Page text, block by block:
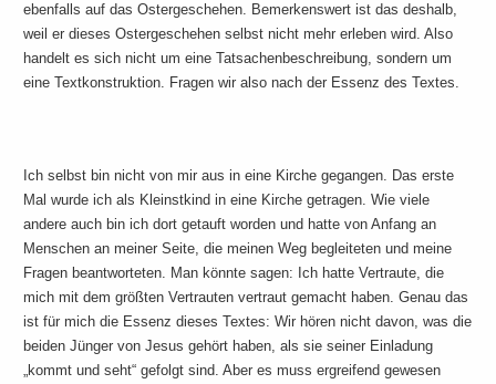
ebenfalls auf das Ostergeschehen. Bemerkenswert ist das deshalb,
weil er dieses Ostergeschehen selbst nicht mehr erleben wird. Also
handelt es sich nicht um eine Tatsachenbeschreibung, sondern um
eine Textkonstruktion. Fragen wir also nach der Essenz des Textes.
Ich selbst bin nicht von mir aus in eine Kirche gegangen. Das erste
Mal wurde ich als Kleinstkind in eine Kirche getragen. Wie viele
andere auch bin ich dort getauft worden und hatte von Anfang an
Menschen an meiner Seite, die meinen Weg begleiteten und meine
Fragen beantworteten. Man könnte sagen: Ich hatte Vertraute, die
mich mit dem größten Vertrauten vertraut gemacht haben. Genau das
ist für mich die Essenz dieses Textes: Wir hören nicht davon, was die
beiden Jünger von Jesus gehört haben, als sie seiner Einladung
„kommt und seht“ gefolgt sind. Aber es muss ergreifend gewesen